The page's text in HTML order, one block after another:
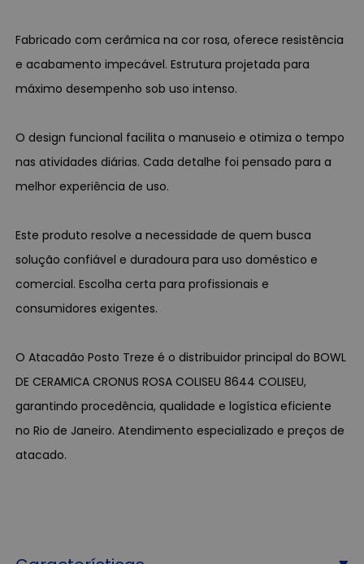
Fabricado com cerâmica na cor rosa, oferece resistência
e acabamento impecável. Estrutura projetada para
máximo desempenho sob uso intenso.
O design funcional facilita o manuseio e otimiza o tempo
nas atividades diárias. Cada detalhe foi pensado para a
melhor experiência de uso.
Este produto resolve a necessidade de quem busca
solução confiável e duradoura para uso doméstico e
comercial. Escolha certa para profissionais e
consumidores exigentes.
O Atacadão Posto Treze é o distribuidor principal do BOWL
DE CERAMICA CRONUS ROSA COLISEU 8644 COLISEU,
garantindo procedência, qualidade e logística eficiente
no Rio de Janeiro. Atendimento especializado e preços de
atacado.